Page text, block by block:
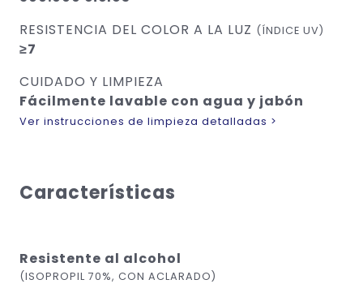
RESISTENCIA DEL COLOR A LA LUZ (ÍNDICE UV)
≥7
CUIDADO Y LIMPIEZA
Fácilmente lavable con agua y jabón
Ver instrucciones de limpieza detalladas >
Características
Resistente al alcohol
(ISOPROPIL 70%, CON ACLARADO)